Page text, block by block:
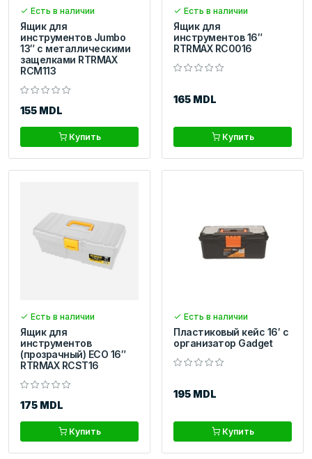
Есть в наличии
Ящик для
инструментов Jumbo
13″ с металлическими
защелками RTRMAX
RCM113
155 MDL
Купить
Есть в наличии
Ящик для
инструментов 16″
RTRMAX RC0016
165 MDL
Купить
Есть в наличии
Ящик для
инструментов
(прозрачный) ECO 16″
RTRMAX RCST16
175 MDL
Купить
Есть в наличии
Пластиковый кейс 16′ с
организатор Gadget
195 MDL
Купить